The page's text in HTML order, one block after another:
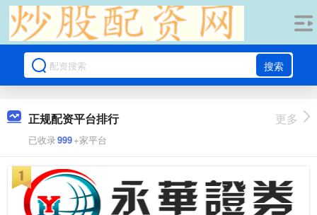
搜索
正规配资平台排行
已收录999+家平台
更多